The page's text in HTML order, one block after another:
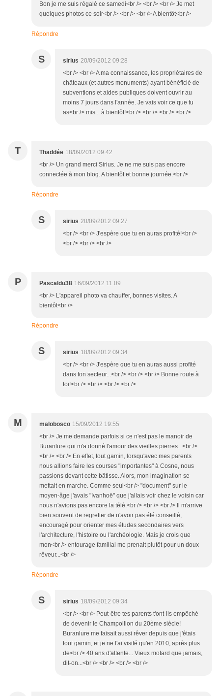
Bon je me suis régalé ce samedi<br /> <br /> <br /> Je met
quelques photos ce soir<br /> <br /> <br /> A bientôt<br />
Répondre
S sirius 20/09/2012 09:28
<br /> <br /> A ma connaissance, les propriétaires de
châteaux (et autres monuments) ayant bénéficié de
subventions et aides publiques doivent ouvrir au
moins 7 jours dans l'année. Je vais voir ce que tu
as<br /> mis... à bientôt!<br /> <br /> <br /> <br />
T Thaddée 18/09/2012 09:42
<br /> Un grand merci Sirius. Je ne me suis pas encore
connectée à mon blog. A bientôt et bonne journée.<br />
Répondre
S sirius 20/09/2012 09:27
<br /> <br /> J'espère que tu en auras profité!<br />
<br /> <br /> <br />
P Pascaldu38 16/09/2012 11:09
<br /> L'appareil photo va chauffer, bonnes visites. A
bientôt<br />
Répondre
S sirius 18/09/2012 09:34
<br /> <br /> J'espère que tu en auras aussi profité
dans ton secteur...<br /> <br /> <br /> Bonne route à
toi!<br /> <br /> <br /> <br />
M malobosco 15/09/2012 19:55
<br /> Je me demande parfois si ce n'est pas le manoir de
Buranlure qui m'a donné l'amour des vieilles pierres...<br />
<br /> <br /> En effet, tout gamin, lorsqu'avec mes parents
nous allions faire les courses "importantes" à Cosne, nous
passions devant cette bâtisse. Alors, mon imagination se
mettait en marche. Comme seul<br /> "document" sur le
moyen-âge j'avais "Ivanhoë" que j'allais voir chez le voisin car
nous n'avions pas encore la télé.<br /> <br /> <br /> Il m'arrive
bien souvent de regretter de n'avoir pas été conseillé,
encouragé pour orienter mes études secondaires vers
l'architecture, l'histoire ou l'archéologie. Mais je crois que
mon<br /> entourage familial me prenait plutôt pour un doux
rêveur...<br />
Répondre
S sirius 18/09/2012 09:34
<br /> <br /> Peut-être tes parents t'ont-ils empêché
de devenir le Champollion du 20ème siècle!
Buranlure me faisait aussi rêver depuis que j'étais
tout gamin, et je ne l'ai visité qu'en 2010, après plus
de<br /> 40 ans d'attente... Vieux motard que jamais,
dit-on...<br /> <br /> <br /> <br />